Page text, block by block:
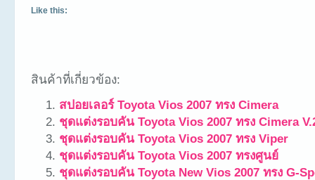
Like this:
สินค้าที่เกี่ยวข้อง:
สปอยเลอร์ Toyota Vios 2007 ทรง Cimera
ชุดแต่งรอบคัน Toyota Vios 2007 ทรง Cimera
ชุดแต่งรอบคัน Toyota Vios 2007 ทรง Viper
ชุดแต่งรอบคัน Toyota Vios 2007 ทรงศูนย์
ชุดแต่งรอบคัน Toyota New Vios 2007 ทรง G-